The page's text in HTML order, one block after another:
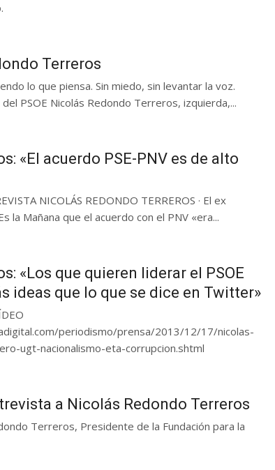
Terreros
lo que piensa. Sin miedo, sin levantar la voz.
PSOE Nicolás Redondo Terreros, izquierda,...
«El acuerdo PSE-PNV es de alto
NICOLÁS REDONDO TERREROS · El ex
la Mañana que el acuerdo con el PNV «era...
«Los que quieren liderar el PSOE
ideas que lo que se dice en Twitter»
periodismo/prensa/2013/12/17/nicolas-
ugt-nacionalismo-eta-corrupcion.shtml
a Nicolás Redondo Terreros
Terreros, Presidente de la Fundación para la